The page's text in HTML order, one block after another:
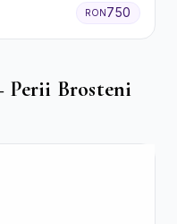
RON750
Perii Brosteni